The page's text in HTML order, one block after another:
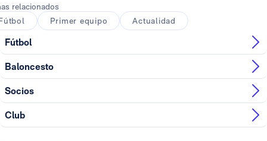
relacionados
Primer equipo Actualidad
Fútbol
Baloncesto
Socios
Club